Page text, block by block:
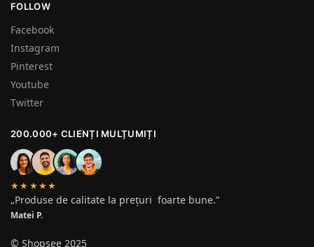
FOLLOW
Facebook
Instagram
Pinterest
Youtube
Twitter
200.000+ CLIENȚI MULȚUMIȚI
★★★★★
„Produse de calitate la prețuri foarte bune.”
Matei P.
© Shopsee 2025